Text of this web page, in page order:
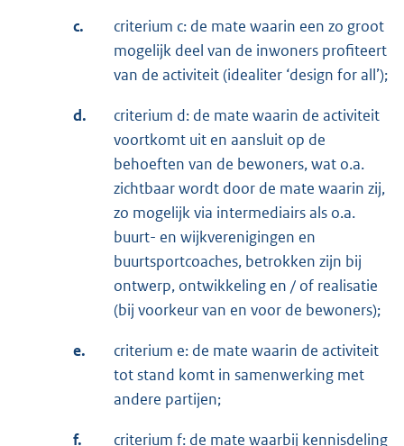
c.
criterium c: de mate waarin een zo groot
mogelijk deel van de inwoners profiteert
van de activiteit (idealiter ‘design for all’);
d.
criterium d: de mate waarin de activiteit
voortkomt uit en aansluit op de
behoeften van de bewoners, wat o.a.
zichtbaar wordt door de mate waarin zij,
zo mogelijk via intermediairs als o.a.
buurt- en wijkverenigingen en
buurtsportcoaches, betrokken zijn bij
ontwerp, ontwikkeling en / of realisatie
(bij voorkeur van en voor de bewoners);
e.
criterium e: de mate waarin de activiteit
tot stand komt in samenwerking met
andere partijen;
f.
criterium f: de mate waarbij kennisdeling